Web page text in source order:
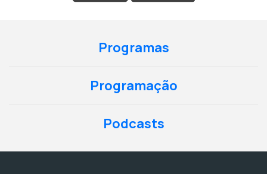
Programas
Programação
Podcasts